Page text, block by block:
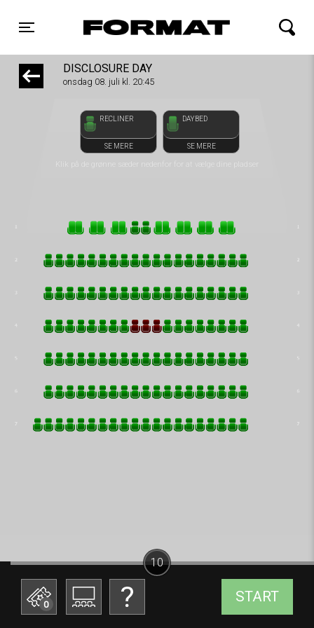
Toggle navigation
FORMAT Biograf
DISCLOSURE DAY
onsdag 08. juli kl. 20:45
RECLINER
SE MERE
DAYBED
SE MERE
Klik på de grønne sæder nedenfor for at vælge dine pladser
0 START
10
front05-temp 012347